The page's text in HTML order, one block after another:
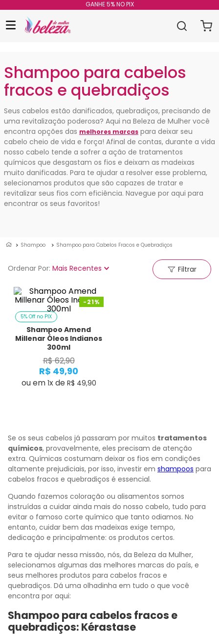
GANHE 5% NO PIX
Shampoo para cabelos
fracos e quebradiços
Seus cabelos estão danificados, quebradiços, precisando de
uma revitalização poderosa? Aqui na Beleza de Mulher você
encontra opções das melhores marcas para deixar seu
cabelo cheio de vida e força! Afinal de contas, durante a vida
nosso cabelo tende a sofrer a ação de tratamentos
químicos que desgastam os fios e deixam as madeixas
muito danificadas. Para te ajudar a resolver esse problema,
selecionamos produtos que são capazes de tratar e
revitalizar seus fios com eficiência. Navegue por aqui para
encontrar os seus favoritos!
Shampoo Shampoo para Cabelos Fracos e Quebradiços
Ordenar Por Mais Recentes Filtrar
5% Off no PIX
Shampoo Amend
Millenar Óleos Indianos
300ml
R$62,90
R$ 49,90
-21%
ou em 1x de R$ 49,90
Se os seus cabelos já passaram por muitos tratamentos
químicos, provavelmente, eles precisam de atenção
extra. Químicas costumam deixar os fios em condições
altamente prejudiciais, por isso, investir em shampoos para
cabelos fracos e quebradiços é essencial.
Quando fazemos coloração ou alisamentos somos
instruídas a cuidar ainda mais do nosso cabelo, tudo para
evitar o famoso corte químico que tanto odiamos. No
entanto, cuidar bem das madeixas exige tempo,
dedicação e principalmente: os produtos certos.
Para te ajudar nessa missão, nós, da Beleza da Mulher,
selecionamos algumas das melhores marcas do país, e
seus melhores produtos para cabelos fracos e
quebradiços. Dá uma olhadinha em tudo o que você
encontra por aqui:
Shampoo para cabelos fracos e
quebradiços: Kérastase